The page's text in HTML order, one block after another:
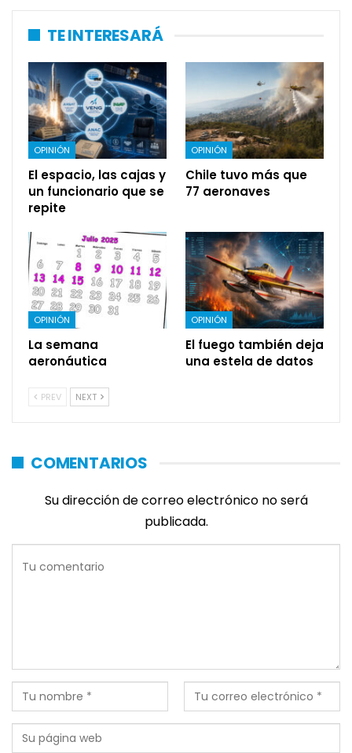
TE INTERESARÁ
OPINIÓN
El espacio, las cajas y
un funcionario que se
repite
OPINIÓN
Chile tuvo más que
77 aeronaves
OPINIÓN
La semana
aeronáutica
OPINIÓN
El fuego también deja
una estela de datos
PREV NEXT
COMENTARIOS
Su dirección de correo electrónico no será
publicada.